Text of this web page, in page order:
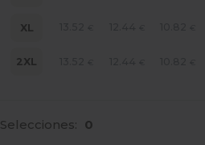
XL
2XL
Selecciones: 0